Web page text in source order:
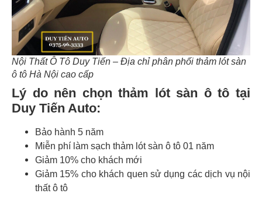
Nội Thất Ô Tô Duy Tiến – Địa chỉ phân phối thảm lót sàn
ô tô Hà Nội cao cấp
Lý do nên chọn thảm lót sàn ô tô tại
Duy Tiến Auto:
Bảo hành 5 năm
Miễn phí làm sạch thảm lót sàn ô tô 01 năm
Giảm 10% cho khách mới
Giảm 15% cho khách quen sử dụng các dịch vụ nội
thất ô tô